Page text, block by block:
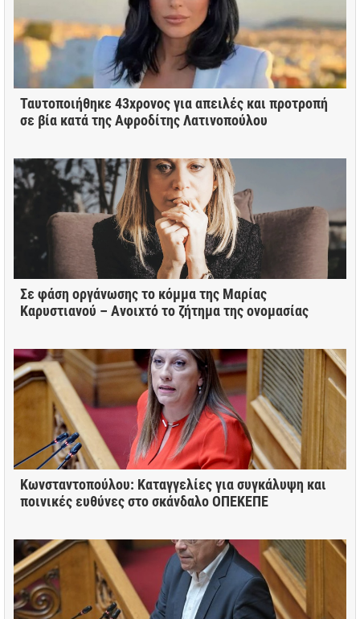
Ταυτοποιήθηκε 43χρονος για απειλές και προτροπή
σε βία κατά της Αφροδίτης Λατινοπούλου
Σε φάση οργάνωσης το κόμμα της Μαρίας
Καρυστιανού – Ανοιχτό το ζήτημα της ονομασίας
Κωνσταντοπούλου: Καταγγελίες για συγκάλυψη και
ποινικές ευθύνες στο σκάνδαλο ΟΠΕΚΕΠΕ